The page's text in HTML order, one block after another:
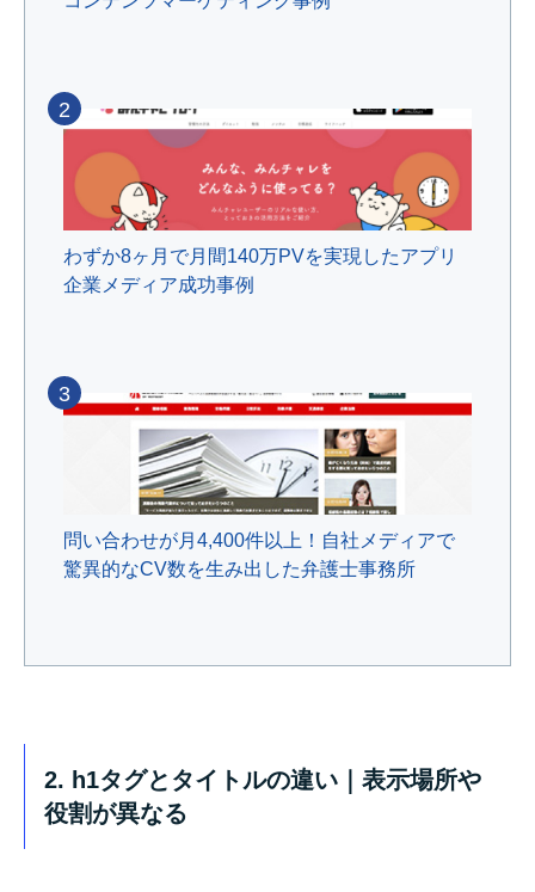
わずか8ヶ月で月間140万PVを実現したアプリ
企業メディア成功事例
2
問い合わせが月4,400件以上！自社メディアで
驚異的なCV数を生み出した弁護士事務所
3
2. h1タグとタイトルの違い｜表示場所や
役割が異なる